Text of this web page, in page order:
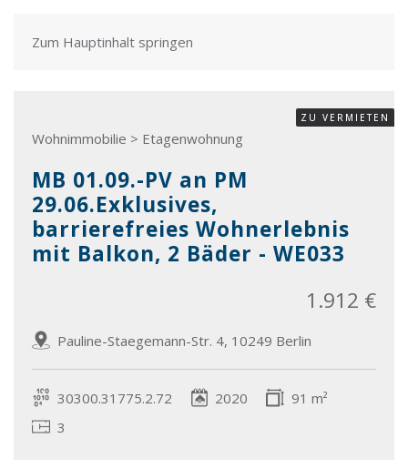
Zum Hauptinhalt springen
Wohnimmobilie > Etagenwohnung
ZU VERMIETEN
MB 01.09.-PV an PM
29.06.Exklusives,
barrierefreies Wohnerlebnis
mit Balkon, 2 Bäder - WE033
Pauline-Staegemann-Str. 4, 10249 Berlin
1.912 €
30300.31775.2.72 2020
91 m²
3